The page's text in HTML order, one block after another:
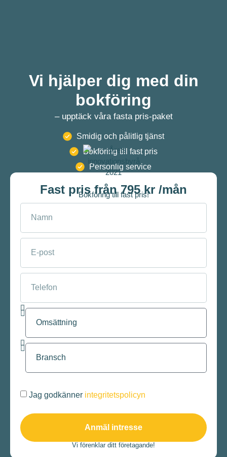
Vi hjälper dig med din
bokföring
– upptäck våra fasta pris-paket
Smidig och pålitlig tjänst
Bokföring till fast pris
Personlig service
Fast pris från 795 kr /mån
Bokföring till fast pris!
Jag godkänner integritetspolicyn
Anmäl intresse
Vi förenklar ditt företagande!